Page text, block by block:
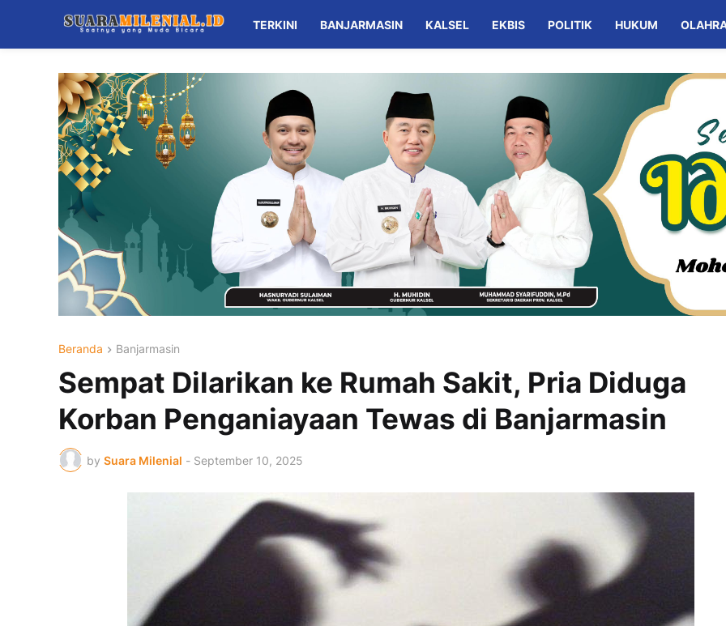
TERKINI BANJARMASIN KALSEL EKBIS POLITIK HUKUM
Beranda Banjarmasin
Sempat Dilarikan ke Rumah Sakit, Pria Diduga
Korban Penganiayaan Tewas di Banjarmasin
by Suara Milenial - September 10, 2025